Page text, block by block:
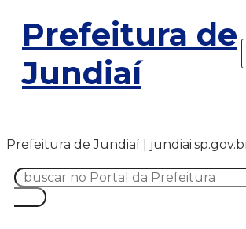
Prefeitura de
Jundiaí
Prefeitura de Jundiaí |